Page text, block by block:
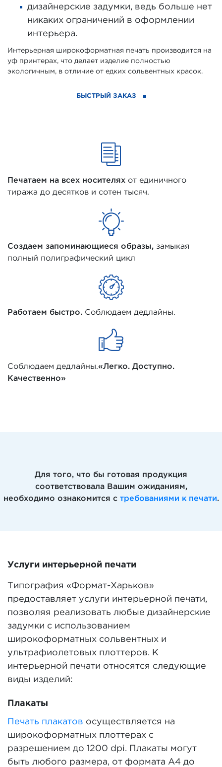
дизайнерские задумки, ведь больше нет
никаких ограничений в оформлении
интерьера.
Интерьерная широкоформатная печать производится на
уф принтерах, что делает изделие полностью
экологичным, в отличие от едких сольвентных красок.
БЫСТРЫЙ ЗАКАЗ
Печатаем на всех носителях от единичного
тиража до десятков и сотен тысяч.
Создаем запоминающиеся образы, замыкая
полный полиграфический цикл
Работаем быстро. Соблюдаем дедлайны.
Соблюдаем дедлайны.«Легко. Доступно.
Качественно»
Для того, что бы готовая продукция
соответствовала Вашим ожиданиям,
необходимо ознакомится с требованиями к печати.
Услуги интерьерной печати
Типография «Формат-Харьков»
предоставляет услуги интерьерной печати,
позволяя реализовать любые дизайнерские
задумки с использованием
широкоформатных сольвентных и
ультрафиолетовых плоттеров. К
интерьерной печати относятся следующие
виды изделий:
Плакаты
Печать плакатов осуществляется на
широкоформатных плоттерах с
разрешением до 1200 dpi. Плакаты могут
быть любого размера, от формата A4 до